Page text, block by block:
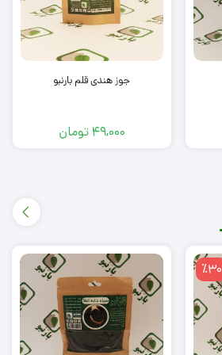
جوز هندی قلم بارنبو
49,000 تومان
٪30